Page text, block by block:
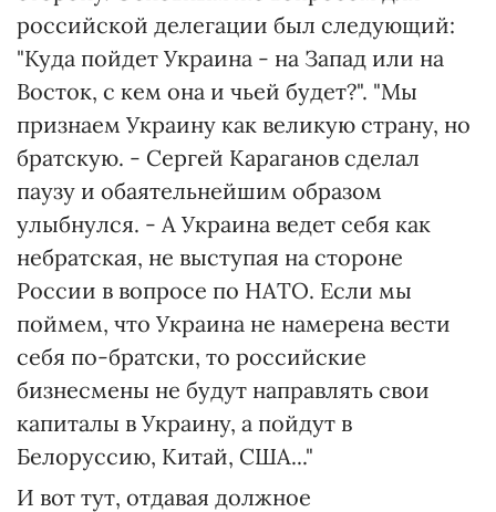
российской делегации был следующий:
"Куда пойдет Украина - на Запад или на
Восток, с кем она и чьей будет?". "Мы
признаем Украину как великую страну, но
братскую. - Сергей Караганов сделал
паузу и обаятельнейшим образом
улыбнулся. - А Украина ведет себя как
небратская, не выступая на стороне
России в вопросе по НАТО. Если мы
поймем, что Украина не намерена вести
себя по-братски, то российские
бизнесмены не будут направлять свои
капиталы в Украину, а пойдут в
Белоруссию, Китай, США..."
И вот тут, отдавая должное